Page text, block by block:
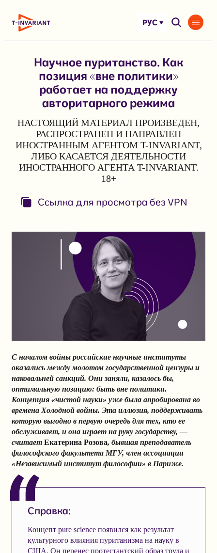
РУС
Научное пуританство. Как
позиция «вне политики»
работает на поддержку
авторитарного режима
НАСТОЯЩИЙ МАТЕРИАЛ ПРОИЗВЕДЕН,
РАСПРОСТРАНЕН И НАПРАВЛЕН
ИНОСТРАННЫМ АГЕНТОМ T-INVARIANT,
ЛИБО КАСАЕТСЯ ДЕЯТЕЛЬНОСТИ
ИНОСТРАННОГО АГЕНТА T-INVARIANT.
18+
Ссылка для просмотра без VPN
С началом войны российские научные институты
оказались между молотом государственной цензуры и
наковальней санкций. Они заняли, казалось бы,
оптимальную позицию: быть вне политики.
Концепция «чистой науки» уже была апробирована во
времена Холодной войны. Эта иллюзия, поддерживать
которую выгодно в первую очередь для тех, кто ее
обслуживает, и она играет на руку государству, —
считает Екатерина Розова, бывшая преподаватель
философского факультета МГУ, член ассоциации
«Независимый институт философии» в Париже.
Справка:
Концепт pure science появился как результат
культурного влияния пуританизма на науку в
США. Он перенес протестантский образ труда и